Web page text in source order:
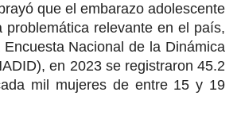
que el embarazo adolescente
problemática relevante en el país,
Nacional de la Dinámica
en 2023 se registraron 45.2
mil mujeres de entre 15 y 19